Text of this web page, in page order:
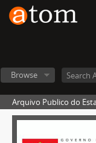
Browse
Arquivo Publico do